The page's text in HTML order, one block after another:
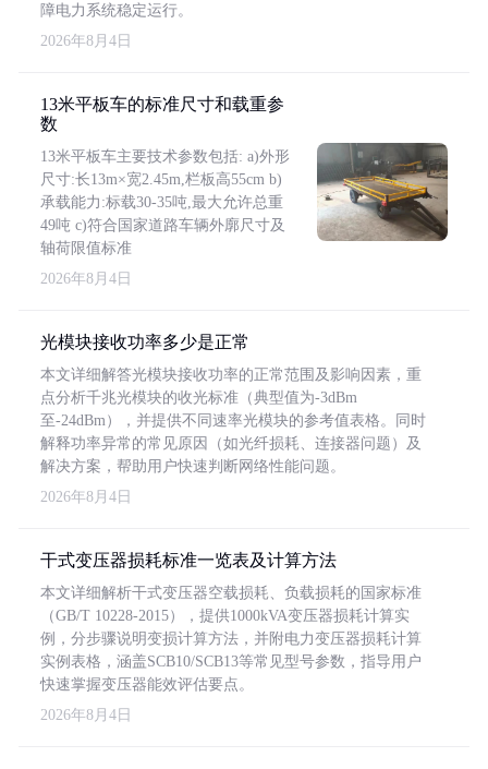
障电力系统稳定运行。
2026年8月4日
13米平板车的标准尺寸和载重参
数
13米平板车主要技术参数包括: a)外形
尺寸:长13m×宽2.45m,栏板高55cm b)
承载能力:标载30-35吨,最大允许总重
49吨 c)符合国家道路车辆外廓尺寸及
轴荷限值标准
2026年8月4日
光模块接收功率多少是正常
本文详细解答光模块接收功率的正常范围及影响因素，重
点分析千兆光模块的收光标准（典型值为-3dBm
至-24dBm），并提供不同速率光模块的参考值表格。同时
解释功率异常的常见原因（如光纤损耗、连接器问题）及
解决方案，帮助用户快速判断网络性能问题。
2026年8月4日
干式变压器损耗标准一览表及计算方法
本文详细解析干式变压器空载损耗、负载损耗的国家标准
（GB/T 10228-2015），提供1000kVA变压器损耗计算实
例，分步骤说明变损计算方法，并附电力变压器损耗计算
实例表格，涵盖SCB10/SCB13等常见型号参数，指导用户
快速掌握变压器能效评估要点。
2026年8月4日